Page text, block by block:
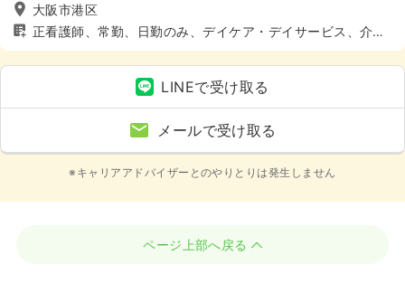
大阪市港区
正看護師、常勤、日勤のみ、デイケア・デイサービス、介
護・福祉系
LINEで受け取る
メールで受け取る
※キャリアアドバイザーとのやりとりは発生しません
ページ上部へ戻る